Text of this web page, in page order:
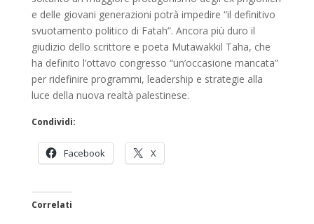
e delle giovani generazioni potrà impedire “il definitivo
svuotamento politico di Fatah”. Ancora più duro il
giudizio dello scrittore e poeta Mutawakkil Taha, che
ha definito l’ottavo congresso “un’occasione mancata”
per ridefinire programmi, leadership e strategie alla
luce della nuova realtà palestinese.
Condividi:
Facebook X
Correlati